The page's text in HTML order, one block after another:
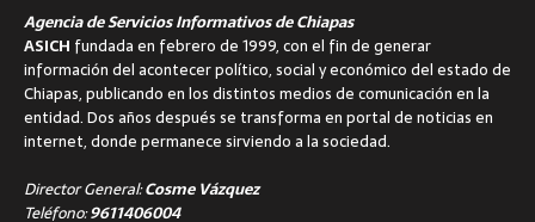
Agencia de Servicios Informativos de Chiapas
ASICH fundada en febrero de 1999, con el fin de generar
información del acontecer político, social y económico del estado de
Chiapas, publicando en los distintos medios de comunicación en la
entidad. Dos años después se transforma en portal de noticias en
internet, donde permanece sirviendo a la sociedad.
Director General:Cosme Vázquez
Teléfono:9611406004